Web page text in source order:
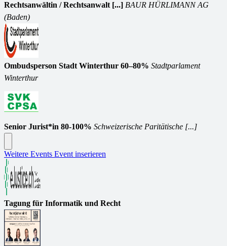
Rechtsanwältin / Rechtsanwalt [...] BAUR HÜRLIMANN AG
(Baden)
Ombudsperson Stadt Winterthur 60–80% Stadtparlament
Winterthur
Senior Jurist*in 80-100% Schweizerische Paritätische [...]
Weitere Events Event inserieren
Tagung für Informatik und Recht